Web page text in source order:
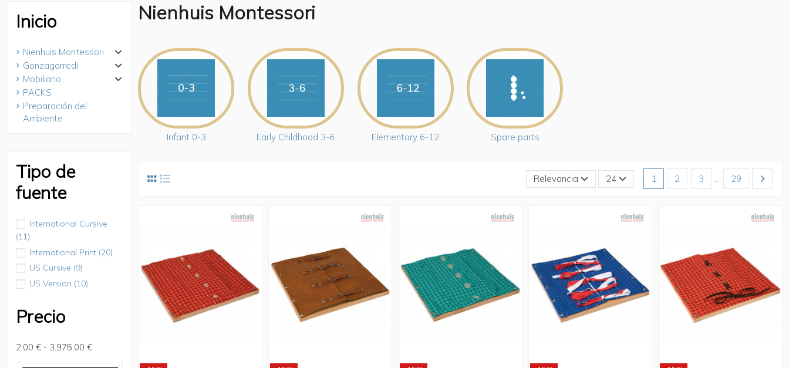
Nienhuis Montessori
Infant 0-3 Early Childhood 3-6 Elementary 6-12 Spare parts
Relevancia 24 1 2 3 … 29
Inicio
Nienhuis Montessori
Gonzagarredi
Mobiliario
PACKS
Preparación del
Ambiente
Tipo de
fuente
International Cursive
(11)
International Print (20)
US Cursive (9)
US Version (10)
Precio
2,00 € - 3.975,00 €